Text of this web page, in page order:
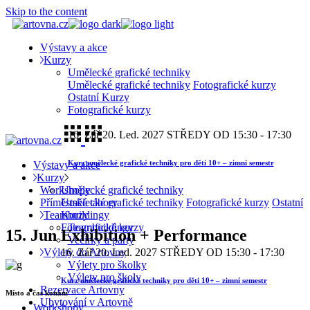
Skip to the content
Výstavy a akce
Kurzy
Umělecké grafické techniky
Umělecké grafické techniky Fotografické kurzy
Ostatní Kurzy
Fotografické kurzy
16. Zář20. Led. 2027 STŘEDY OD 15:30 - 17:30
Kurz umělecké grafické techniky pro děti 10+ – zimní semestr
Workshopy
Příměstské tábory
Teambuildingy
Teambuildingy
Večírky a párty
Výlety do Artovny
Výlety pro školky
Výlety pro školy
Rezervace Artovny
Ubytování v Artovně
Výstavy a akce
Kurzy
Umělecké grafické techniky
Umělecké grafické techniky Fotografické kurzy Ostatní
Kurzy
Fotografické kurzy
16. Zář20. Led. 2027 STŘEDY OD 15:30 - 17:30
Kurz umělecké grafické techniky pro děti 10+ – zimní semestr
Workshopy
15. Jun Exhibition + Performance
Místo a čas konání